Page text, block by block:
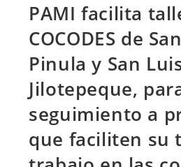
PAMI facilita
COCODES de
Pinula y San
Jilotepeque,
seguimiento a
que faciliten su